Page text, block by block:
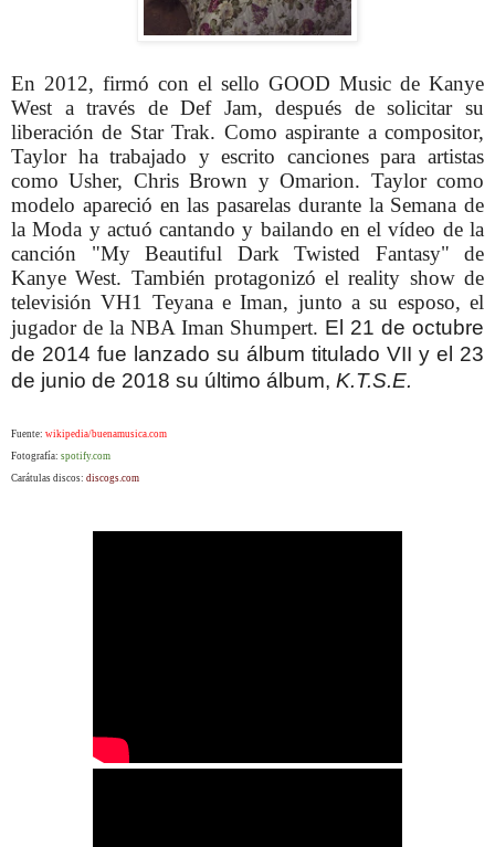
En 2012, firmó con el sello GOOD Music de Kanye
West a través de Def Jam, después de solicitar su
liberación de Star Trak. Como aspirante a compositor,
Taylor ha trabajado y escrito canciones para artistas
como Usher, Chris Brown y Omarion. Taylor como
modelo apareció en las pasarelas durante la Semana de
la Moda y actuó cantando y bailando en el vídeo de la
canción "My Beautiful Dark Twisted Fantasy" de
Kanye West. También protagonizó el reality show de
televisión VH1 Teyana e Iman, junto a su esposo, el
jugador de la NBA Iman Shumpert. El 21 de octubre
de 2014 fue lanzado su álbum titulado VII y el 23
de junio de 2018 su último álbum, K.T.S.E.
Fuente: wikipedia/buenamusica.com
Fotografía: spotify.com
Carátulas discos: discogs.com